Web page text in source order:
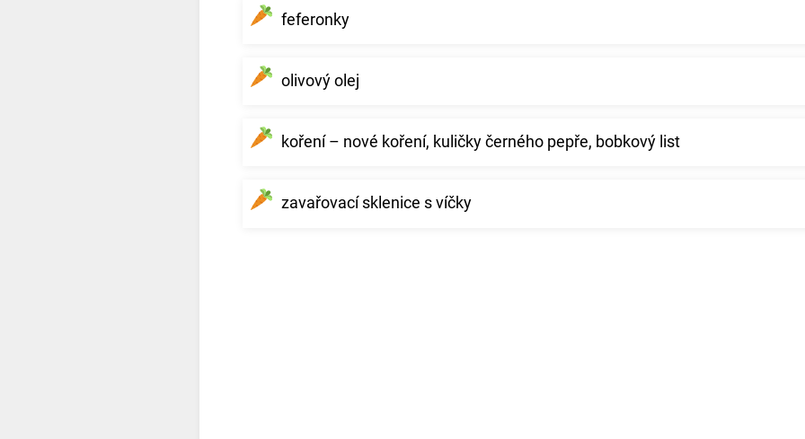
feferonky
olivový olej
koření – nové koření, kuličky černého pepře, bobkový list
zavařovací sklenice s víčky